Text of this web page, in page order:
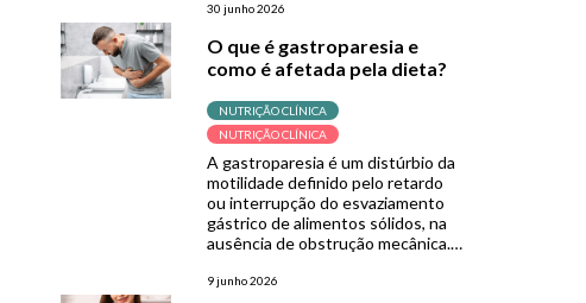
Organização Mundial da Saúde
na simplicidade, sendo uma
ferramenta de baixo custo, não
especialmente útil em contextos
de menor […]
30 junho 2026
O que é gastroparesia e
como é afetada pela dieta?
NUTRIÇÃO CLÍNICA
NUTRIÇÃO CLÍNICA
A gastroparesia é um distúrbio da
motilidade definido pelo retardo
ou interrupção do esvaziamento
gástrico de alimentos sólidos, na
ausência de obstrução mecânica.
alimentos, os músculos da parede
9 junho 2026